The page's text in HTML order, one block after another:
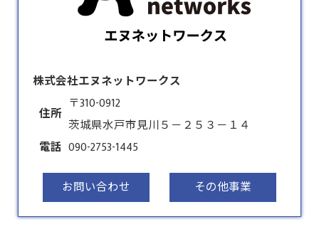
株式会社エヌネットワークス
住所
〒310-0912
茨城県水戸市見川５－２５３－１４
電話 090-2753-1445
お問い合わせ その他事業